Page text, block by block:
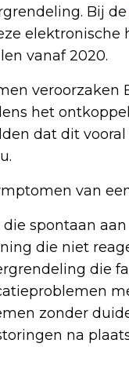
Bij de
elektronische
vanaf 2020.
veroorzaken
het
dat dit
van
spontaan
die niet
die
zonder
na